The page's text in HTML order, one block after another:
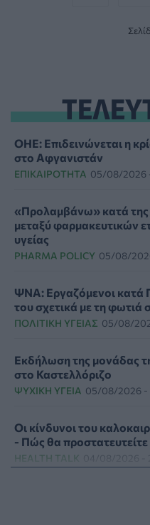
ΟΗΕ: Επιδεινώνεται η
στο Αφγανιστάν
ΕΠΙΚΑΙΡΌΤΗΤΑ 05/08/2026
«Προλαμβάνω» κατά
μεταξύ φαρμακευτικών
υγείας
PHARMA POLICY 05/08/
ΨΝΑ: Εργαζόμενοι κατά
του σχετικά με τη φωτιά
ΠΟΛΙΤΙΚΉ ΥΓΕΊΑΣ 05/08/
Εκδήλωση της μονάδας
στο Καστελλόριζο
ΨΥΧΙΚΉ ΥΓΕΊΑ 05/08/2026 -
Οι κίνδυνοι του
- Πώς θα προστατευτείτε
HEALTH TALK 04/08/2026 -